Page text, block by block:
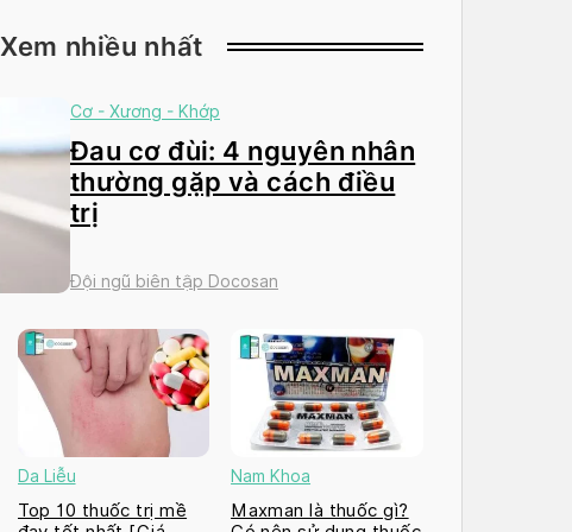
Xem nhiều nhất
Cơ - Xương - Khớp
Đau cơ đùi: 4 nguyên nhân
thường gặp và cách điều
trị
Đội ngũ biên tập Docosan
Da Liễu
Top 10 thuốc trị mề
Nam Khoa
Maxman là thuốc gì?